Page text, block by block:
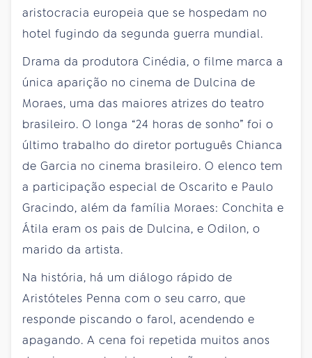
aristocracia europeia que se hospedam no
hotel fugindo da segunda guerra mundial.
Drama da produtora Cinédia, o filme marca a
única aparição no cinema de Dulcina de
Moraes, uma das maiores atrizes do teatro
brasileiro. O longa “24 horas de sonho” foi o
último trabalho do diretor português Chianca
de Garcia no cinema brasileiro. O elenco tem
a participação especial de Oscarito e Paulo
Gracindo, além da família Moraes: Conchita e
Átila eram os pais de Dulcina, e Odilon, o
marido da artista.
Na história, há um diálogo rápido de
Aristóteles Penna com o seu carro, que
responde piscando o farol, acendendo e
apagando. A cena foi repetida muitos anos